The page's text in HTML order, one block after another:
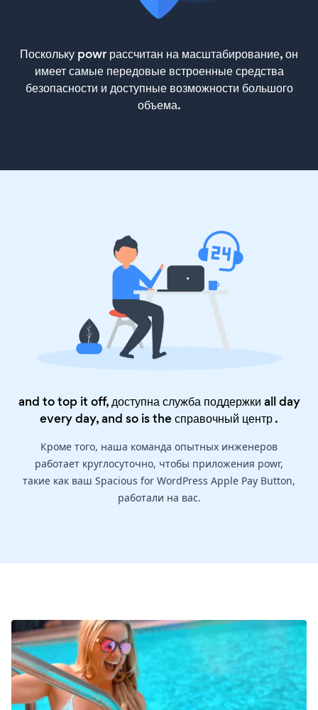
Поскольку powr рассчитан на масштабирование, он
имеет самые передовые встроенные средства
безопасности и доступные возможности большого
объема.
and to top it off, доступна служба поддержки all day
every day, and so is theсправочный центр.
Кроме того, наша команда опытных инженеров
работает круглосуточно, чтобы приложения powr,
такие как ваш Spacious for WordPress Apple Pay Button,
работали на вас.